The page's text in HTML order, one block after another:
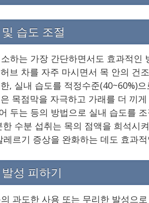
습도 조절
하는 가장 간단하면서도 효과적인
브 차를 자주 마시면서 목 안의 건
, 실내 습도를 적정수준(40~60%)
목점막을 자극하고 가래를 더 끼
두는 등의 방법으로 실내 습도를
수분 섭취는 목의 점액을 희석시
르기 증상을 완화하는 데도 효과
성 피하기
과도한 사용 또는 무리한 발성으